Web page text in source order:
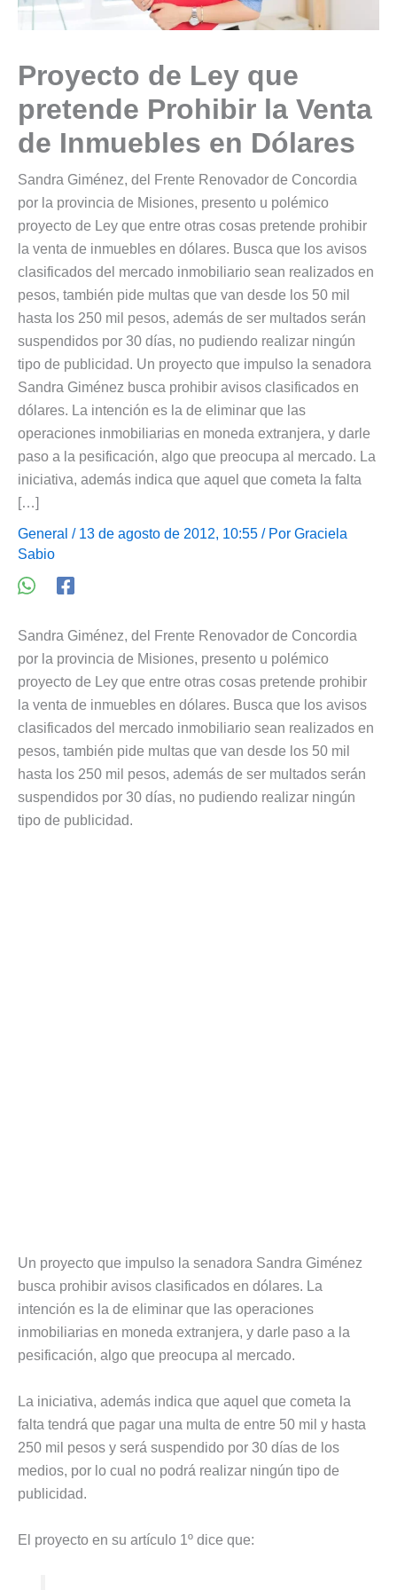
Proyecto de Ley que
pretende Prohibir la Venta
de Inmuebles en Dólares
Sandra Giménez, del Frente Renovador de Concordia
por la provincia de Misiones, presento u polémico
proyecto de Ley que entre otras cosas pretende prohibir
la venta de inmuebles en dólares. Busca que los avisos
clasificados del mercado inmobiliario sean realizados en
pesos, también pide multas que van desde los 50 mil
hasta los 250 mil pesos, además de ser multados serán
suspendidos por 30 días, no pudiendo realizar ningún
tipo de publicidad. Un proyecto que impulso la senadora
Sandra Giménez busca prohibir avisos clasificados en
dólares. La intención es la de eliminar que las
operaciones inmobiliarias en moneda extranjera, y darle
paso a la pesificación, algo que preocupa al mercado. La
iniciativa, además indica que aquel que cometa la falta
[…]
General / 13 de agosto de 2012, 10:55 / Por Graciela
Sabio
Sandra Giménez, del Frente Renovador de Concordia
por la provincia de Misiones, presento u polémico
proyecto de Ley que entre otras cosas pretende prohibir
la venta de inmuebles en dólares. Busca que los avisos
clasificados del mercado inmobiliario sean realizados en
pesos, también pide multas que van desde los 50 mil
hasta los 250 mil pesos, además de ser multados serán
suspendidos por 30 días, no pudiendo realizar ningún
tipo de publicidad.
Un proyecto que impulso la senadora Sandra Giménez
busca prohibir avisos clasificados en dólares. La
intención es la de eliminar que las operaciones
inmobiliarias en moneda extranjera, y darle paso a la
pesificación, algo que preocupa al mercado.
La iniciativa, además indica que aquel que cometa la
falta tendrá que pagar una multa de entre 50 mil y hasta
250 mil pesos y será suspendido por 30 días de los
medios, por lo cual no podrá realizar ningún tipo de
publicidad.
El proyecto en su artículo 1º dice que: